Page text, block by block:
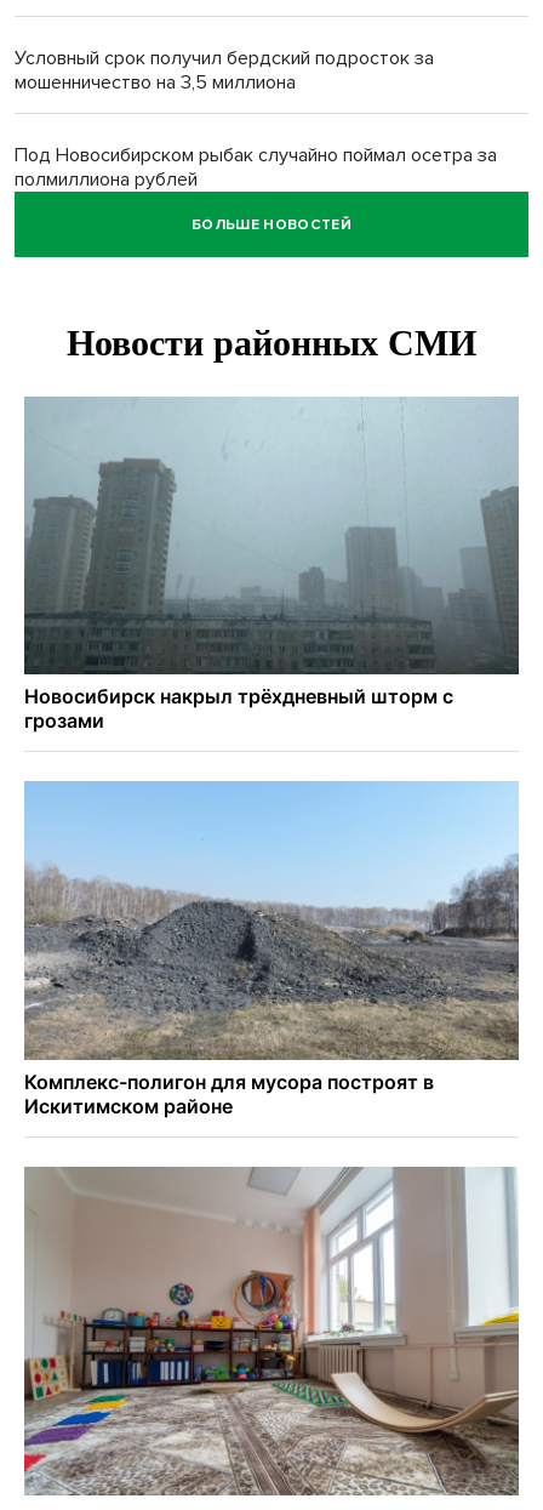
Условный срок получил бердский подросток за
мошенничество на 3,5 миллиона
Под Новосибирском рыбак случайно поймал осетра за
полмиллиона рублей
Мартышки Бразза с модной стрижкой стали звездами
Премии самому себе обернулись делом для директора
Ветеран СВО выявил рак на бесплатной диспансеризации
в Новосибирске
БОЛЬШЕ НОВОСТЕЙ